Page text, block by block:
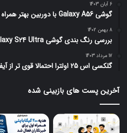
6 آبان 1403
گوشی Galaxy A56 با دوربین بهتر همراه است
8 بهمن 1402
بررسی رنگ بندی گوشی Galaxy S24 Ultra؛ کدام رنگ را بخریم
17 مرداد 1403
گلکسی اس 25 اولترا احتمالا قوی تر از آیفون 16 پرو است
آخرین پست های بازبینی شده